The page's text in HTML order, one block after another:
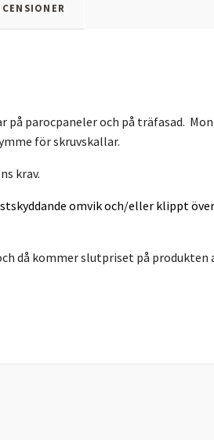
parocpaneler och på träfasad.
för skruvskallar.
krav.
omvik och/eller klippt
då kommer slutpriset på produkten